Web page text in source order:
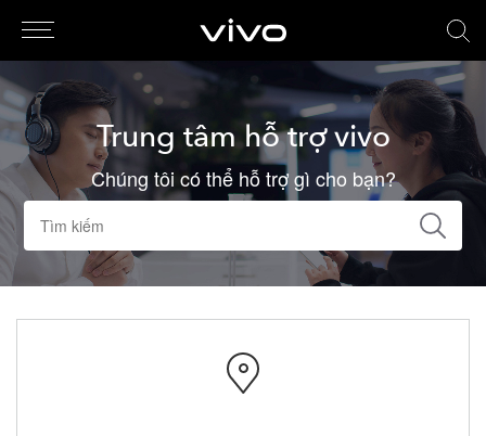
Trung tâm hỗ trợ vivo
Chúng tôi có thể hỗ trợ gì cho bạn?